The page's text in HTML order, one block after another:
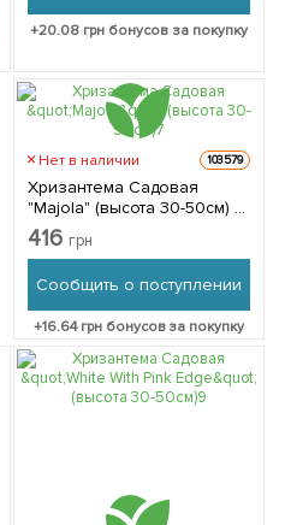
+20.08 грн бонусов за покупку
Нет в наличии 103579
Хризантема Садовая
"Majola" (высота 30-50см) 1
саженец в упаковке
416 грн
Сообщить о поступлении
+16.64грн бонусов за покупку